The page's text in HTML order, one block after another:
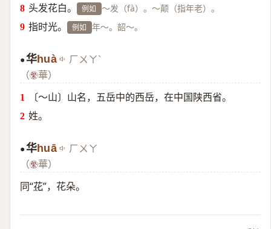
头发花白。 例如 ～发（fà）。～颠（指年老）。
指时光。 例如 年～。韶～。
●华huà ㄏㄨㄚˋ
（
華）
〔～山〕山名，五岳中的西岳，在中国陕西省。
姓。
●华huā ㄏㄨㄚ
（
華）
同“花”，花朵。